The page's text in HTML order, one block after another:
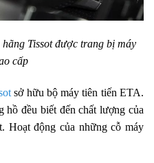
Tissot được trang bị máy
cấp
sở hữu bộ máy tiên tiến ETA.
hồ đều biết đến chất lượng của
Hoạt động của những cỗ máy